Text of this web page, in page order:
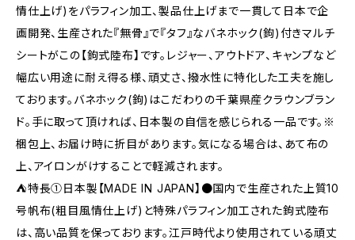
情仕上げ)をパラフィン加工、製品仕上げまで一貫して日本で企
画開発、生産された『無骨』で『タフ』なバネホック(鉤)付きマルチ
シートがこの【鉤式陸布】です。レジャー、アウトドア、キャンプなど
幅広い用途に耐え得る様、頑丈さ、撥水性に特化した工夫を施し
ております。バネホック(鉤)はこだわりの千葉県産クラウンブラン
ド。手に取って頂ければ、日本製の自信を感じられる一品です。※
梱包上、お届け時に折目があります。気になる場合は、あて布の
上、アイロンがけすることで軽減されます。
⛺特長①日本製【MADE IN JAPAN】●国内で生産された上質10
号帆布(粗目風情仕上げ)と特殊パラフィン加工された鉤式陸布
は、高い品質を保っております。江戸時代より使用されている頑丈